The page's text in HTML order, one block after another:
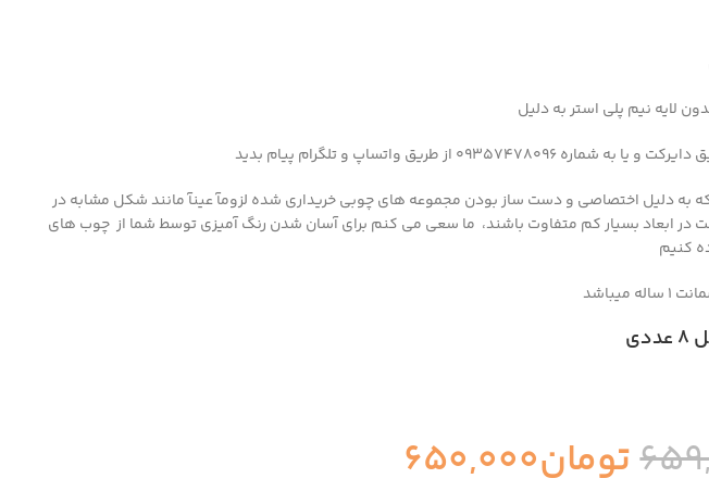
لایه نیم پلی استر به دلیل
از طریق واتساپ و تلگرام پیام بدید
به دلیل اختصاصی و دست ساز بودن مجموعه های چوبی خریداری شده لزومآ عینآ مانند شکل مشابه در
ابعاد بسیار کم متفاوت باشند، ما سعی می کنم برای آسان شدن رنگ آمیزی توسط شما از چوب های
کنیم
تومان650,000